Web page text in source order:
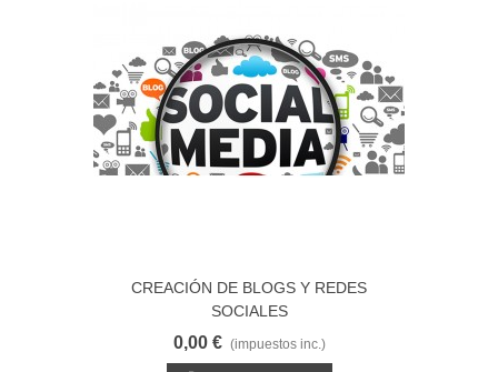
CREACIÓN DE BLOGS Y REDES
SOCIALES
0,00 € (impuestos inc.)